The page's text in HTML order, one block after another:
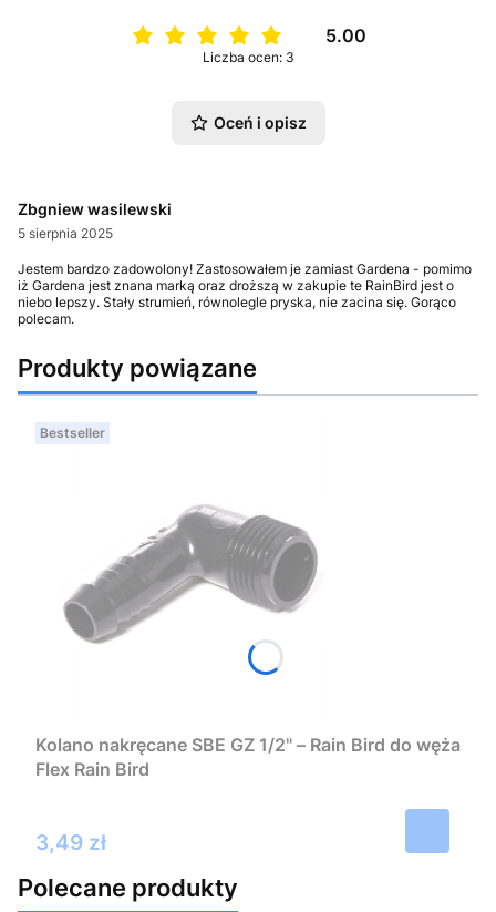
5.00
Liczba ocen: 3
Oceń i opisz
Zbgniew wasilewski
5 sierpnia 2025
Jestem bardzo zadowolony! Zastosowałem je zamiast Gardena - pomimo
iż Gardena jest znana marką oraz droższą w zakupie te RainBird jest o
niebo lepszy. Stały strumień, równolegle pryska, nie zacina się. Gorąco
polecam.
Produkty powiązane
Bestseller
Kolano nakręcane SBE GZ 1/2" – Rain Bird do węża
Flex Rain Bird
Cena
3,49 zł
Polecane produkty